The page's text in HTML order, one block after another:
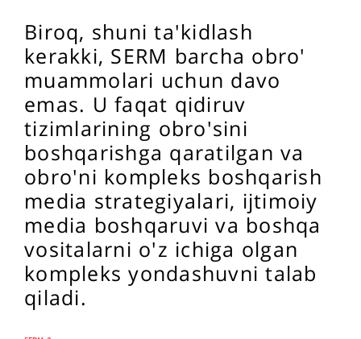
Biroq, shuni ta'kidlash
kerakki, SERM barcha obro'
muammolari uchun davo
emas. U faqat qidiruv
tizimlarining obro'sini
boshqarishga qaratilgan va
obro'ni kompleks boshqarish
media strategiyalari, ijtimoiy
media boshqaruvi va boshqa
vositalarni o'z ichiga olgan
kompleks yondashuvni talab
qiladi.